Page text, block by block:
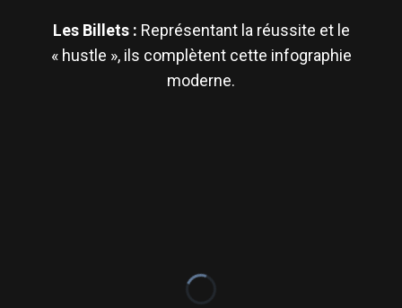
Les Billets : Représentant la réussite et le
« hustle », ils complètent cette infographie
moderne.